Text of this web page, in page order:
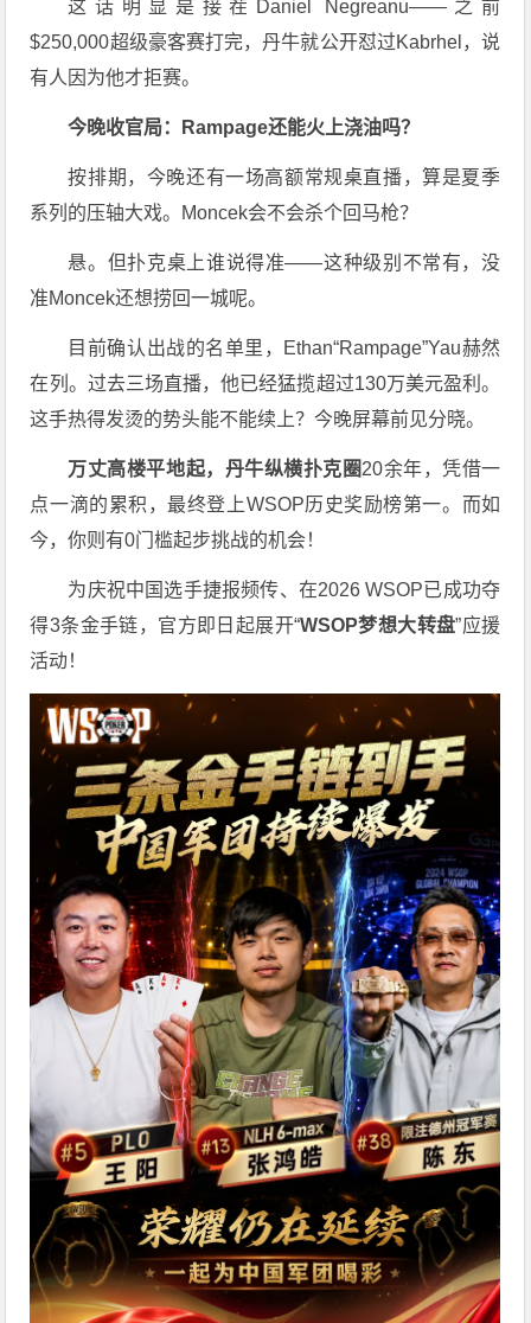
这话明显是接茬Daniel Negreanu——之前
$250,000超级豪客赛打完，丹牛就公开怼过Kabrhel，说
有人因为他才拒赛。
今晚收官局：Rampage还能火上浇油吗？
按排期，今晚还有一场高额常规桌直播，算是夏季
系列的压轴大戏。Moncek会不会杀个回马枪？
悬。但扑克桌上谁说得准——这种级别不常有，没
准Moncek还想捞回一城呢。
目前确认出战的名单里，Ethan“Rampage”Yau赫然
在列。过去三场直播，他已经猛揽超过130万美元盈利。
这手热得发烫的势头能不能续上？今晚屏幕前见分晓。
万丈高楼平地起，丹牛纵横扑克圈20余年，凭借一
点一滴的累积，最终登上WSOP历史奖励榜第一。而如
今，你则有0门槛起步挑战的机会！
为庆祝中国选手捷报频传、在2026 WSOP已成功夺
得3条金手链，官方即日起展开“WSOP梦想大转盘”应援
活动！